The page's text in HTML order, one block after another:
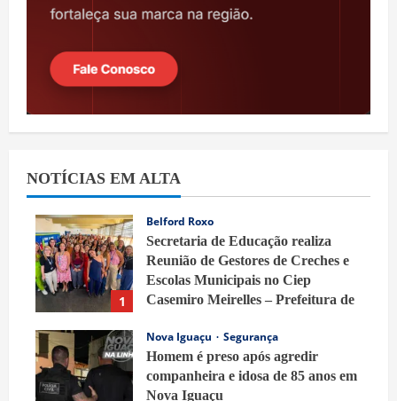
NOTÍCIAS EM ALTA
1
Belford Roxo
Secretaria de Educação realiza
Reunião de Gestores de Creches e
Escolas Municipais no Ciep
Casemiro Meirelles – Prefeitura de
7 de agosto de 2026
Nova Iguaçu
Segurança
Homem é preso após agredir
companheira e idosa de 85 anos em
Nova Iguaçu